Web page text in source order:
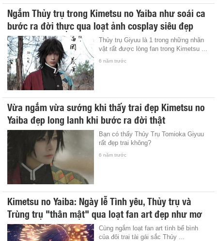
Ngắm Thủy trụ trong Kimetsu no Yaiba như soái ca
bước ra đời thực qua loạt ảnh cosplay siêu đẹp
Thủy trụ Giyuu là 1 trong những nhân
vật rất được lòng fan trong Kimetsu ...
6 năm trước
Vừa ngắm vừa sướng khi thấy trai đẹp Kimetsu no
Yaiba đẹp long lanh khi bước ra đời thật
Bạn có thấy Thủy Trụ Tomioka Giyuu
rất đẹp trai không?
6 năm trước
Kimetsu no Yaiba: Ngày lễ Tình yêu, Thủy trụ và
Trùng trụ "thân mật" qua loạt fan art đẹp như mơ
Cùng ngắm loạt fan art tình bể bình
của đôi trai tài gái sắc Thủy ...